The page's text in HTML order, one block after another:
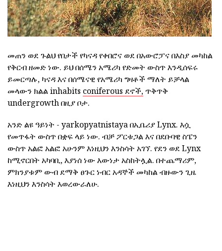
መጠን ወደ ጉልህ የበታች የካናዳ የቀበሮና ወደ በአውሮፓና በእስያ መካከል
የቅርብ ዘመድ ነው. ይህ በሰሜን አሜሪካ የድመት ውስጥ እንዲሰፍሩ
ይመርጣሉ, ካናዳ እና በሰሜናዊ የአሜሪካ ግዛቶች ማለት ይቻላል
መላውን ክልል inhabits coniferous ደኖች,ጥቅጥቅ
undergrowth በዚያ ቦታ.
አንድ ልዩ ዓይነት - yarkopyatnistaya በኢቤሪያ Lynx. እሷ
የመጥፋት ውስጥ በቋፍ ላይ ነው. ብቻ ፖርቱጋል እና በደቡባዊ ስፔን
ውስጥ አልፎ አልፎ አሁንም እነዚህን እንስሳት አገኘ. የደን ወደ Lynx
ከሚኖርበት አካባቢ, እያነሰ ነው እውነታ አስከትሏል. በተጨማሪም,
ምክንያቱም ውብ ደማቅ ፀጉር ነብር አዳኞች መካከል ብዙውን ጊዜ
እነዚህን እንስሳት እወረውራለሁ.